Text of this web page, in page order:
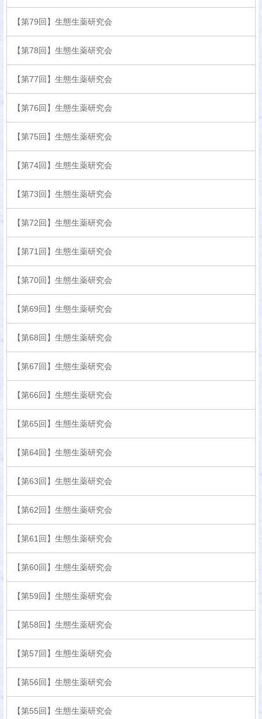
【第79回】生態生薬研究会
【第78回】生態生薬研究会
【第77回】生態生薬研究会
【第76回】生態生薬研究会
【第75回】生態生薬研究会
【第74回】生態生薬研究会
【第73回】生態生薬研究会
【第72回】生態生薬研究会
【第71回】生態生薬研究会
【第70回】生態生薬研究会
【第69回】生態生薬研究会
【第68回】生態生薬研究会
【第67回】生態生薬研究会
【第66回】生態生薬研究会
【第65回】生態生薬研究会
【第64回】生態生薬研究会
【第63回】生態生薬研究会
【第62回】生態生薬研究会
【第61回】生態生薬研究会
【第60回】生態生薬研究会
【第59回】生態生薬研究会
【第58回】生態生薬研究会
【第57回】生態生薬研究会
【第56回】生態生薬研究会
【第55回】生態生薬研究会